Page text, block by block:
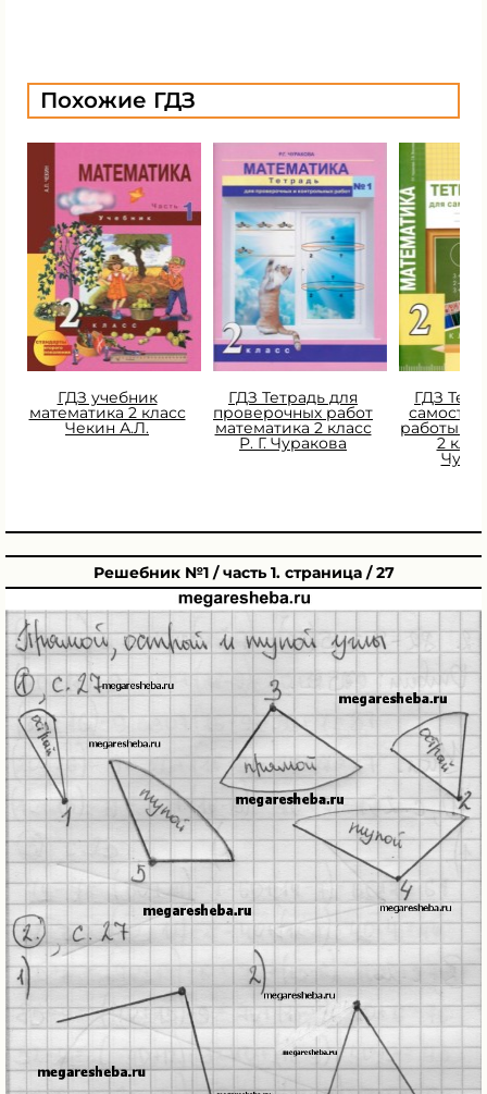
Похожие ГДЗ
ГДЗ учебник
математика 2 класс
Чекин А.Л.
ГДЗ Тетрадь для
проверочных работ
математика 2 класс
Р. Г. Чуракова
ГДЗ
работы
2
Решебник №1 / часть 1. страница / 27